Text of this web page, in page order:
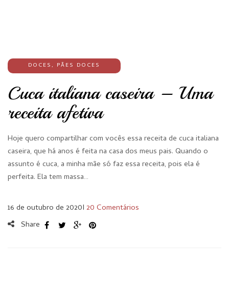
DOCES, PÃES DOCES
Cuca italiana caseira – Uma
receita afetiva
Hoje quero compartilhar com vocês essa receita de cuca italiana
caseira, que há anos é feita na casa dos meus pais. Quando o
assunto é cuca, a minha mãe só faz essa receita, pois ela é
perfeita. Ela tem massa…
16 de outubro de 2020I 20 Comentários
Share